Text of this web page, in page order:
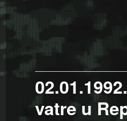
vatre u